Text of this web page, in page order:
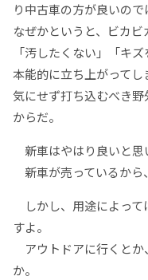
り中古車の方が良いので
なぜかというと、ビカ
「汚したくない」「キ
本能的に立ち上がって
気にせず打ち込むべき
からだ。
新車はやはり良いと思
新車が売っているから
しかし、用途によって
すよ。
アウトドアに行くとか
か。